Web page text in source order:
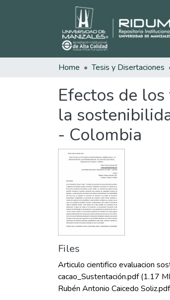
Home Tesis y Disertaciones
Efectos de
la
- Colombia
Files
Articulo cientifico evaluacion
cacao_Sustentación.pdf(1.17
Rubén Antonio Caicedo Soliz.pdf